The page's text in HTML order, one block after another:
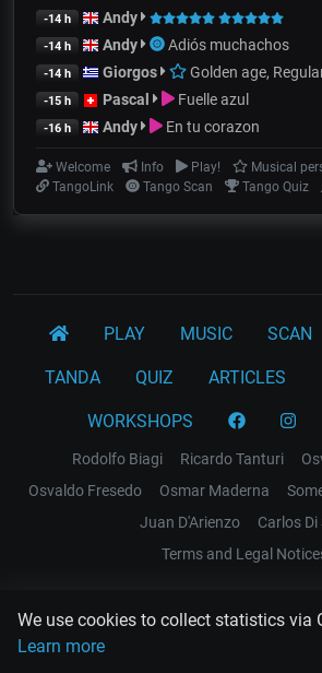
We use cookies to collect statistics via
Learn more
-14 h Andy
-14 h Andy Adiós muchachos
-14 h Giorgos Golden age,
-15 h Pascal Fuelle azul
-16 h Andy En tu corazon
Welcome Info Play!
Musical
TangoLink
Tango Scan Tango Quiz
PLAY MUSIC SCAN
TANDA QUIZ ARTICLES
WORKSHOPS
Rodolfo Biagi Ricardo Tanturi
Osvaldo Fresedo
Osmar Maderna
Juan D'Arienzo
Carlos Di
Terms and Legal
EL RECODO